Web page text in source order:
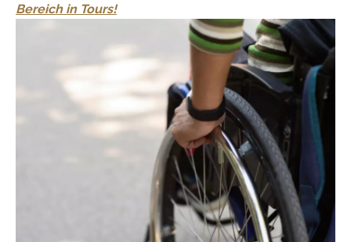
Bereich in Tours!